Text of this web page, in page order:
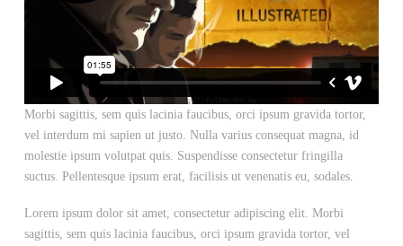
Morbi sagittis, sem quis lacinia faucibus, orci ipsum gravida tortor,
vel interdum mi sapien ut justo. Nulla varius consequat magna, id
molestie ipsum volutpat quis. Suspendisse consectetur fringilla
suctus. Pellentesque ipsum erat, facilisis ut venenatis eu, sodales.
Lorem ipsum dolor sit amet, consectetur adipiscing elit. Morbi
sagittis, sem quis lacinia faucibus, orci ipsum gravida tortor, vel